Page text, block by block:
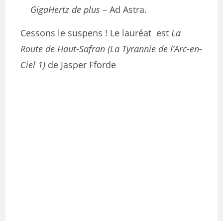
GigaHertz de plus – Ad Astra.
Cessons le suspens ! Le lauréat estLa
Route de Haut-Safran (La Tyrannie de l’Arc-en-
Ciel 1) de Jasper Fforde